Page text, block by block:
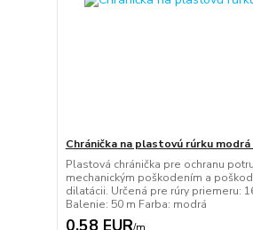
Chránička na plastovú rúrku modrá
Plastová chránička pre ochranu
mechanickým poškodením a
dilatácii. Určená pre rúry priemeru:
Balenie: 50 m Farba: modrá
0,58 EUR